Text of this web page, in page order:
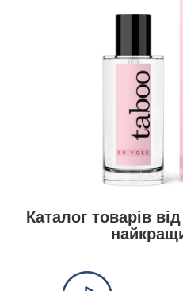
Каталог товарів